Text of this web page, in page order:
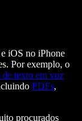
iOS no iPhone
Por exemplo, o
de texto em voz
PDFs,
procurados